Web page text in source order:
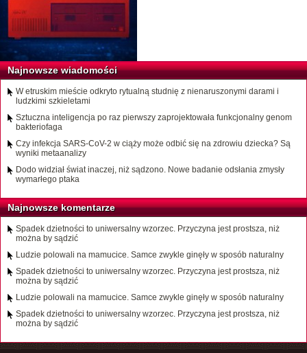
Najnowsze wiadomości
W etruskim mieście odkryto rytualną studnię z nienaruszonymi darami i
ludzkimi szkieletami
Sztuczna inteligencja po raz pierwszy zaprojektowała funkcjonalny genom
bakteriofaga
Czy infekcja SARS-CoV-2 w ciąży może odbić się na zdrowiu dziecka? Są
wyniki metaanalizy
Dodo widział świat inaczej, niż sądzono. Nowe badanie odsłania zmysły
wymarłego ptaka
Najnowsze komentarze
Spadek dzietności to uniwersalny wzorzec. Przyczyna jest prostsza, niż
można by sądzić
Ludzie polowali na mamucice. Samce zwykle ginęły w sposób naturalny
Spadek dzietności to uniwersalny wzorzec. Przyczyna jest prostsza, niż
można by sądzić
Ludzie polowali na mamucice. Samce zwykle ginęły w sposób naturalny
Spadek dzietności to uniwersalny wzorzec. Przyczyna jest prostsza, niż
można by sądzić